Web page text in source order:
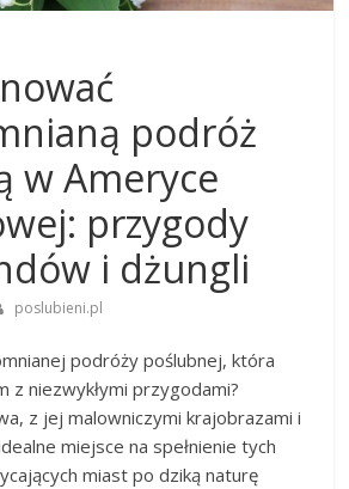
podróż
w Ameryce
przygody
i dżungli
poslubieni.pl
podróży poślubnej, która
z niezwykłymi przygodami?
z jej malowniczymi krajobrazami i
miejsce na spełnienie tych
miast po dziką naturę